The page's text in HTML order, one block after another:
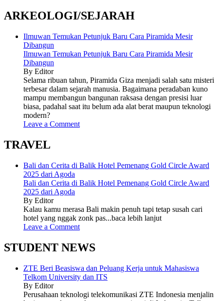
ARKEOLOGI/SEJARAH
Ilmuwan Temukan Petunjuk Baru Cara Piramida Mesir
Dibangun
Ilmuwan Temukan Petunjuk Baru Cara Piramida Mesir
Dibangun
By Editor
Selama ribuan tahun, Piramida Giza menjadi salah satu misteri
terbesar dalam sejarah manusia. Bagaimana peradaban kuno
mampu membangun bangunan raksasa dengan presisi luar
biasa, padahal saat itu belum ada alat berat maupun teknologi
modern?
Leave a Comment
TRAVEL
Bali dan Cerita di Balik Hotel Pemenang Gold Circle Award
2025 dari Agoda
Bali dan Cerita di Balik Hotel Pemenang Gold Circle Award
2025 dari Agoda
By Editor
Kalau kamu merasa Bali makin penuh tapi tetap susah cari
hotel yang nggak zonk pas...baca lebih lanjut
Leave a Comment
STUDENT NEWS
ZTE Beri Beasiswa dan Peluang Kerja untuk Mahasiswa
Telkom University dan ITS
By Editor
Perusahaan teknologi telekomunikasi ZTE Indonesia menjalin